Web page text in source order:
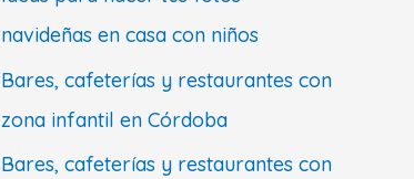
navideñas en casa con niños
Bares, cafeterías y restaurantes con
zona infantil en Córdoba
Bares, cafeterías y restaurantes con